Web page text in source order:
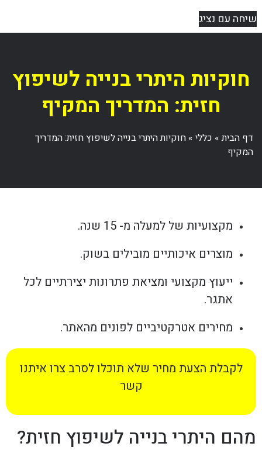
שיחה עם נציג
חוקיות היתרי בנייה לשיפוץ
חזית: המדריך המקיף
דף הבית» כללי» חוקיות היתרי בנייה לשיפוץ חזית: המדריך
המקיף
מקצועיות של למעלה מ- 15 שנה.
מוצרים איכותיים מובילים בשוק.
ייעוץ מקצועי ומציאת פתרונות יצירתיים לכל
אתגר.
מחירים אטרקטיביים לפונים מהאתר.
לקבלת הצעת מחיר שלא תוכלו לסרב צרו איתנו
קשר
מהם היתרי בנייה לשיפוץ חזית?